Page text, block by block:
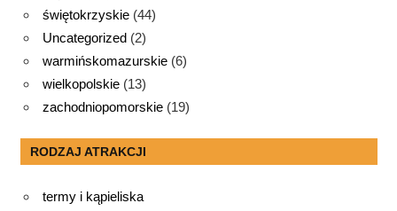
świętokrzyskie (44)
Uncategorized (2)
warmińskomazurskie (6)
wielkopolskie (13)
zachodniopomorskie (19)
RODZAJ ATRAKCJI
termy i kąpieliska